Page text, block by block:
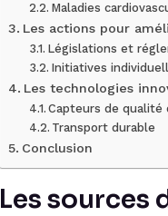
Maladies
Les actions pour
Législations et
Initiatives
Les technologies
Capteurs de qualité
Transport durable
Conclusion
Les sources